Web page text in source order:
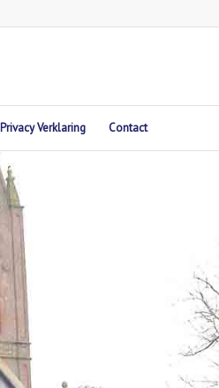
Privacy Verklaring Contact